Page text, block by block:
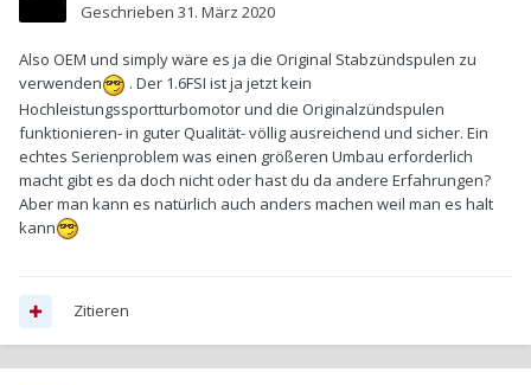
Geschrieben 31. März 2020
Also OEM und simply wäre es ja die Original Stabzündspulen zu
verwenden
. Der 1.6FSI ist ja jetzt kein
Hochleistungssportturbomotor und die Originalzündspulen
funktionieren- in guter Qualität- völlig ausreichend und sicher. Ein
echtes Serienproblem was einen größeren Umbau erforderlich
macht gibt es da doch nicht oder hast du da andere Erfahrungen?
Aber man kann es natürlich auch anders machen weil man es halt
kann
Zitieren